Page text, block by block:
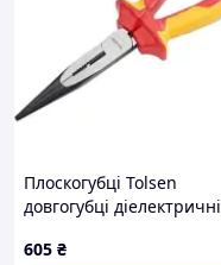
Плоскогубці Tolsen
довгогубці діелектричні
605 ₴